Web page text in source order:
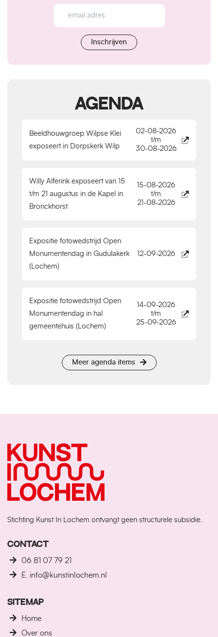
AGENDA
Beeldhouwgroep Wilpse Klei
exposeert in Dorpskerk Wilp
02-08-2026
t/m
30-08-2026
Willy Alferink exposeert van 15
t/m 21 augustus in de Kapel in
Bronckhorst
15-08-2026
t/m
21-08-2026
Expositie fotowedstrijd Open
Monumentendag in Gudulakerk
(Lochem)
12-09-2026
Expositie fotowedstrijd Open
Monumentendag in hal
gemeentehuis (Lochem)
14-09-2026
t/m
25-09-2026
Meer agenda items
Stichting Kunst In Lochem ontvangt geen structurele subsidie.
CONTACT
06 81 07 79 21
E. info@kunstinlochem.nl
SITEMAP
Home
Over ons